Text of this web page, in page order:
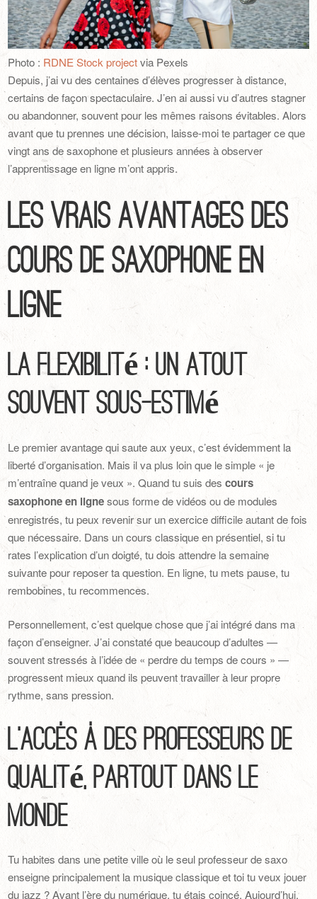
Photo : RDNE Stock projectvia Pexels
Depuis, j’ai vu des centaines d’élèves progresser à distance,
certains de façon spectaculaire. J’en ai aussi vu d’autres stagner
ou abandonner, souvent pour les mêmes raisons évitables. Alors
avant que tu prennes une décision, laisse-moi te partager ce que
vingt ans de saxophone et plusieurs années à observer
l’apprentissage en ligne m’ont appris.
Les vrais avantages des
cours de saxophone en
ligne
La flexibilité : un atout
souvent sous-estimé
Le premier avantage qui saute aux yeux, c’est évidemment la
liberté d’organisation. Mais il va plus loin que le simple « je
m’entraîne quand je veux ». Quand tu suis descours
saxophone en lignesous forme de vidéos ou de modules
enregistrés, tu peux revenir sur un exercice difficile autant de fois
que nécessaire. Dans un cours classique en présentiel, si tu
rates l’explication d’un doigté, tu dois attendre la semaine
suivante pour reposer ta question. En ligne, tu mets pause, tu
rembobines, tu recommences.
Personnellement, c’est quelque chose que j’ai intégré dans ma
façon d’enseigner. J’ai constaté que beaucoup d’adultes —
souvent stressés à l’idée de « perdre du temps de cours » —
progressent mieux quand ils peuvent travailler à leur propre
rythme, sans pression.
L’accès à des professeurs de
qualité, partout dans le
monde
Tu habites dans une petite ville où le seul professeur de saxo
enseigne principalement la musique classique et toi tu veux jouer
du jazz ? Avant l’ère du numérique, tu étais coincé. Aujourd’hui,